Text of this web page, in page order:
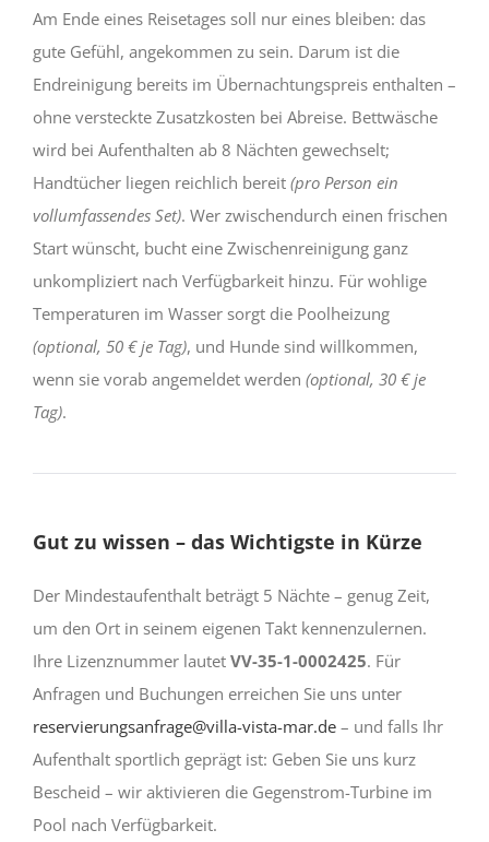
Am Ende eines Reisetages soll nur eines bleiben: das
gute Gefühl, angekommen zu sein. Darum ist die
Endreinigung bereits im Übernachtungspreis enthalten –
ohne versteckte Zusatzkosten bei Abreise. Bettwäsche
wird bei Aufenthalten ab 8 Nächten gewechselt;
Handtücher liegen reichlich bereit (pro Person ein
vollumfassendes Set). Wer zwischendurch einen frischen
Start wünscht, bucht eine Zwischenreinigung ganz
unkompliziert nach Verfügbarkeit hinzu. Für wohlige
Temperaturen im Wasser sorgt die Poolheizung
(optional, 50 € je Tag), und Hunde sind willkommen,
wenn sie vorab angemeldet werden (optional, 30 € je
Tag).
Gut zu wissen – das Wichtigste in Kürze
Der Mindestaufenthalt beträgt 5 Nächte – genug Zeit,
um den Ort in seinem eigenen Takt kennenzulernen.
Ihre Lizenznummer lautet VV-35-1-0002425. Für
Anfragen und Buchungen erreichen Sie uns unter
reservierungsanfrage@villa-vista-mar.de – und falls Ihr
Aufenthalt sportlich geprägt ist: Geben Sie uns kurz
Bescheid – wir aktivieren die Gegenstrom-Turbine im
Pool nach Verfügbarkeit.